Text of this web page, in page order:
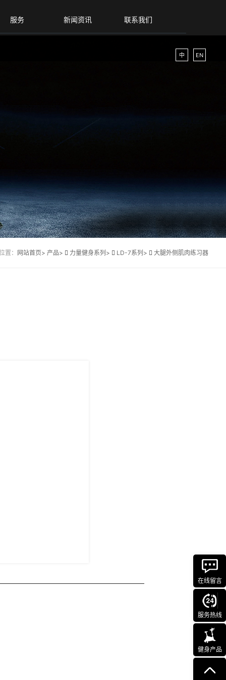
服务 新闻资讯 联系我们
中 EN
置： 网站首页> 产品> 力量健身系列> LD-7系列> 大腿外侧肌肉练习器
在线留言
服务热线
健身产品